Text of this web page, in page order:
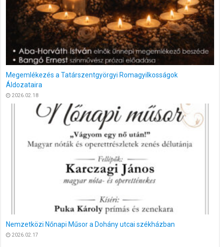
Beszámoló: Magyar Kultúra Napja – magyar nóták és
operettrészletek zenés délutánja
2026.01.28
MEGHÍVÓ
2026.01.16